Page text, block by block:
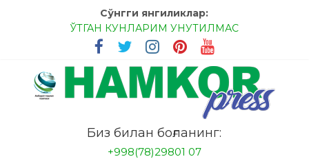
Сўнгги янгиликлар:
ЎТГАН КУНЛАРИМ УНУТИЛМАС
МЕССИ ВА РОНАЛДУ, АНА ЭНДИ ИККАЛАНГ ҲАМ
ҲУСАНОВГА ТАН БЕРИНГЛАР!
МЕҲР ОРҚАЛИ ШИФО
БАНКДА ИШЛАШ ОСОНМИ?
НАТИЖАГА ЭРИШИШ ЎЗ ҚЎЛИМИЗДА
"HamkorPress"
Биз билан боғланинг:
+998(78)29801 07